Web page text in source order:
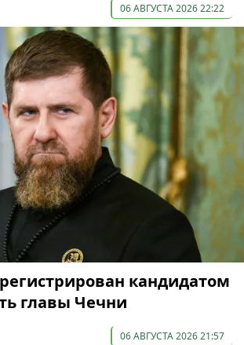
06 АВГУСТА 2026 22:22
кандидатом
главы Чечни
06 АВГУСТА 2026 21:57